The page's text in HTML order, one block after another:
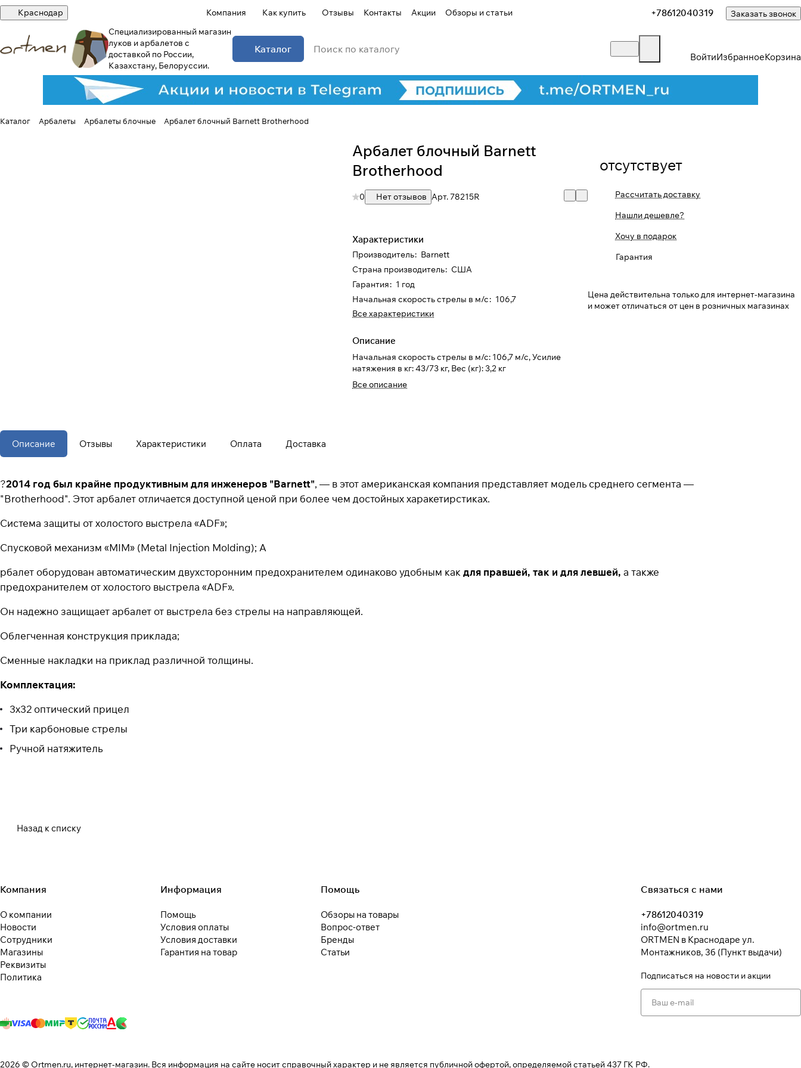
Краснодар Компания Как купить Отзывы Контакты Акции Обзоры и статьи +78612040319 Заказать звонок
Специализированный магазин
луков и арбалетов с
доставкой по России,
Казахстану, Белоруссии.
Каталог
ВойтиИзбранноеКорзина
Каталог Арбалеты Арбалеты блочные Арбалет блочный Barnett Brotherhood
Арбалет блочный Barnett
Brotherhood
0 Нет отзывов Арт.78215R
Характеристики
Производитель: Barnett
Страна производитель: США
Гарантия: 1 год
Начальная скорость стрелы в м/с: 106,7
Все характеристики
Описание
Начальная скорость стрелы в м/с: 106,7 м/с, Усилие
натяжения в кг: 43/73 кг, Вес (кг): 3,2 кг
Все описание
отсутствует
Рассчитать доставку
Нашли дешевле?
Хочу в подарок
Гарантия
Цена действительна только для интернет-магазина
и может отличаться от цен в розничных магазинах
Описание Отзывы Характеристики Оплата Доставка
?2014 год был крайне продуктивным для инженеров "Barnett", — в этот американская компания представляет модель среднего сегмента —
"Brotherhood". Этот арбалет отличается доступной ценой при более чем достойных харакетирстиках.
Система защиты от холостого выстрела «ADF»;
Спусковой механизм «MIM» (Metal Injection Molding); А
рбалет оборудован автоматическим двухсторонним предохранителем одинаково удобным как для правшей, так и для левшей, а также
предохранителем от холостого выстрела «ADF».
Он надежно защищает арбалет от выстрела без стрелы на направляющей.
Облегченная конструкция приклада;
Сменные накладки на приклад различной толщины.
Комплектация:
3х32 оптический прицел
Три карбоновые стрелы
Ручной натяжитель
Назад к списку
Закрыть
Для клиентов всех банков
оплату на части
Оплачивайте сегодня только25% картой любого
Оставшиеся
Компания
О компании
Новости
Сотрудники
Магазины
Реквизиты
Политика
Информация
Помощь
Условия оплаты
Условия доставки
Гарантия на товар
Помощь
Обзоры на товары
Вопрос-ответ
Бренды
Статьи
Связаться с нами
+78612040319
info@ortmen.ru
ORTMEN в Краснодаре ул.
Монтажников, 3б (Пункт выдачи)
Подписаться на новости и акции
2026 © Ortmen.ru, интернет-магазин. Вся информация на сайте носит справочный характер и не является публичной офертой, определяемой статьей 437 ГК РФ.